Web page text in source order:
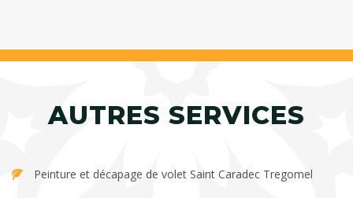
AUTRES SERVICES
Peinture et décapage de volet Saint Caradec Tregomel